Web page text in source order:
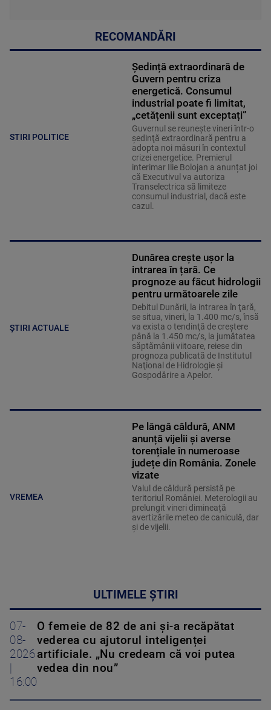
RECOMANDĂRI
STIRI POLITICE
Ședință extraordinară de
Guvern pentru criza
energetică. Consumul
industrial poate fi limitat,
„cetățenii sunt exceptați”
Guvernul se reuneşte vineri într-o
şedinţă extraordinară pentru a
adopta noi măsuri în contextul
crizei energetice. Premierul
interimar Ilie Bolojan a anunțat joi
că Executivul va autoriza
Transelectrica să limiteze
consumul industrial, dacă este
cazul.
ȘTIRI ACTUALE
Dunărea crește ușor la
intrarea în țară. Ce
prognoze au făcut hidrologii
pentru următoarele zile
Debitul Dunării, la intrarea în ţară,
se situa, vineri, la 1.400 mc/s, însă
va exista o tendinţă de creştere
până la 1.450 mc/s, la jumătatea
săptămânii viitoare, reiese din
prognoza publicată de Institutul
Naţional de Hidrologie şi
Gospodărire a Apelor.
VREMEA
Pe lângă căldură, ANM
anunță vijelii și averse
torențiale în numeroase
județe din România. Zonele
vizate
Valul de căldură persistă pe
teritoriul României. Meterologii au
prelungit vineri dimineață
avertizările meteo de caniculă, dar
și de vijelii.
ULTIMELE ȘTIRI
07-
08-
2026
16:00
O femeie de 82 de ani și-a recăpătat
vederea cu ajutorul inteligenței
artificiale. „Nu credeam că voi putea
vedea din nou”